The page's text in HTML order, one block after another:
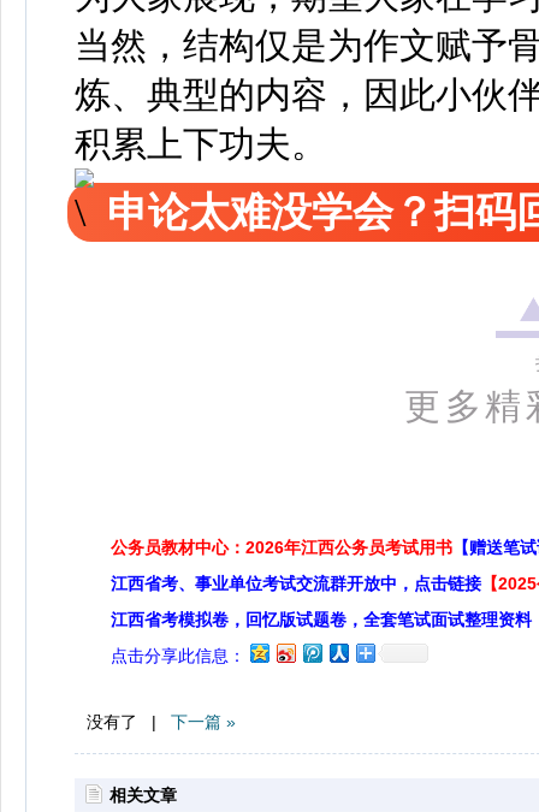
当然，结构仅是为作文赋予
炼、典型的内容，因此小伙
积累上下功夫。
申论太难没学会？扫码
更多精
公务员教材中心：2026年江西公务员考试用书 【赠送笔
江西省考、事业单位考试交流群开放中，点击链接 【
江西省考模拟卷，回忆版试题卷，全套笔试面试整理资料
点击分享此信息：
没有了 | 下一篇 »
相关文章